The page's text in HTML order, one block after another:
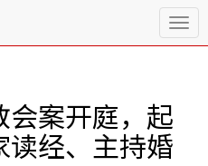
T
o
会案开庭，起
经、主持婚